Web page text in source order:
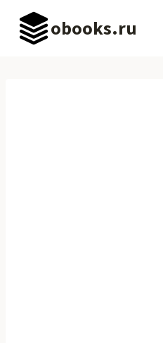
Перейти
содержимому
obooks.ru